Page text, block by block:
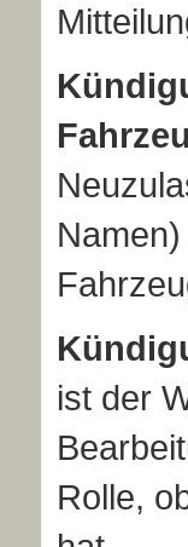
ist der
Rolle,